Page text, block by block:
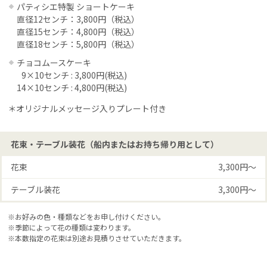
パティシエ特製 ショートケーキ
直径12センチ：3,800円（税込）
直径15センチ：4,800円（税込）
直径18センチ：5,800円（税込）
チョコムースケーキ
9×10センチ : 3,800円(税込)
14×10センチ : 4,800円(税込)
＊オリジナルメッセージ入りプレート付き
花束・テーブル装花（船内またはお持ち帰り用として）
花束
3,300円〜
テーブル装花
3,300円〜
※お好みの色・種類などをお申し付けください。
※季節によって花の種類は変わります。
※本数指定の花束は別途お見積りさせていただきます。